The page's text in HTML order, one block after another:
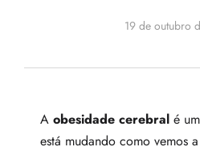
19 de outubro
A obesidade cerebral é
está mudando como vemos